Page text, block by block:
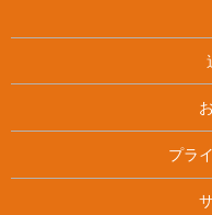
プラ